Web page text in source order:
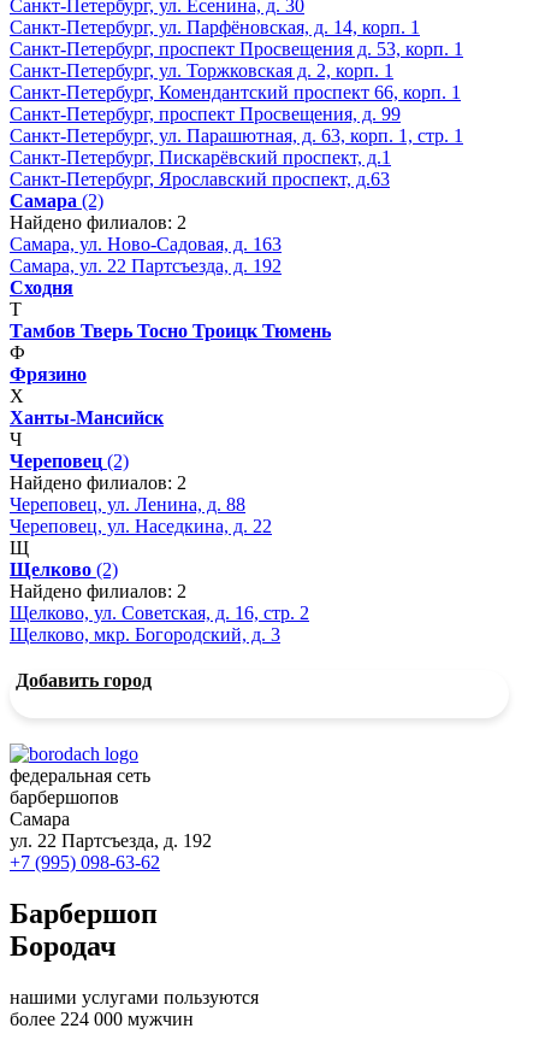
Санкт-Петербург, ул. Есенина, д. 30
Санкт-Петербург, ул. Парфёновская, д. 14, корп. 1
Санкт-Петербург, проспект Просвещения д. 53, корп. 1
Санкт-Петербург, ул. Торжковская д. 2, корп. 1
Санкт-Петербург, Комендантский проспект 66, корп. 1
Санкт-Петербург, проспект Просвещения, д. 99
Санкт-Петербург, ул. Парашютная, д. 63, корп. 1, стр. 1
Санкт-Петербург, Пискарёвский проспект, д.1
Санкт-Петербург, Ярославский проспект, д.63
Самара (2)
Найдено филиалов: 2
Самара, ул. Ново-Садовая, д. 163
Самара, ул. 22 Партсъезда, д. 192
Сходня
Т
Тамбов Тверь Тосно Троицк Тюмень
Ф
Фрязино
Х
Ханты-Мансийск
Ч
Череповец (2)
Найдено филиалов: 2
Череповец, ул. Ленина, д. 88
Череповец, ул. Наседкина, д. 22
Щ
Щелково (2)
Найдено филиалов: 2
Щелково, ул. Советская, д. 16, стр. 2
Щелково, мкр. Богородский, д. 3
Добавить город
федеральная сеть
барбершопов
Самара
ул. 22 Партсъезда, д. 192
+7 (995) 098-63-62
Барбершоп
Бородач
нашими услугами пользуются
более 224 000 мужчин